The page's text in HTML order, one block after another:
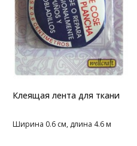
Клеящая лента для ткани
Ширина 0.6 см, длина 4.6 м